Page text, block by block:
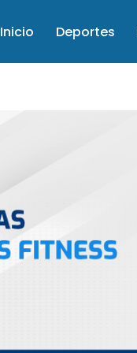
Inicio Deportes